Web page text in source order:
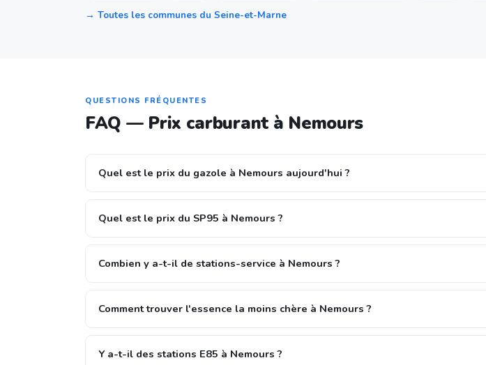
→ Toutes les communes du Seine-et-Marne
QUESTIONS FRÉQUENTES
FAQ — Prix carburant à Nemours
Quel est le prix du gazole à Nemours aujourd'hui ?
Quel est le prix du SP95 à Nemours ?
Combien y a-t-il de stations-service à Nemours ?
Comment trouver l'essence la moins chère à Nemours ?
Y a-t-il des stations E85 à Nemours ?